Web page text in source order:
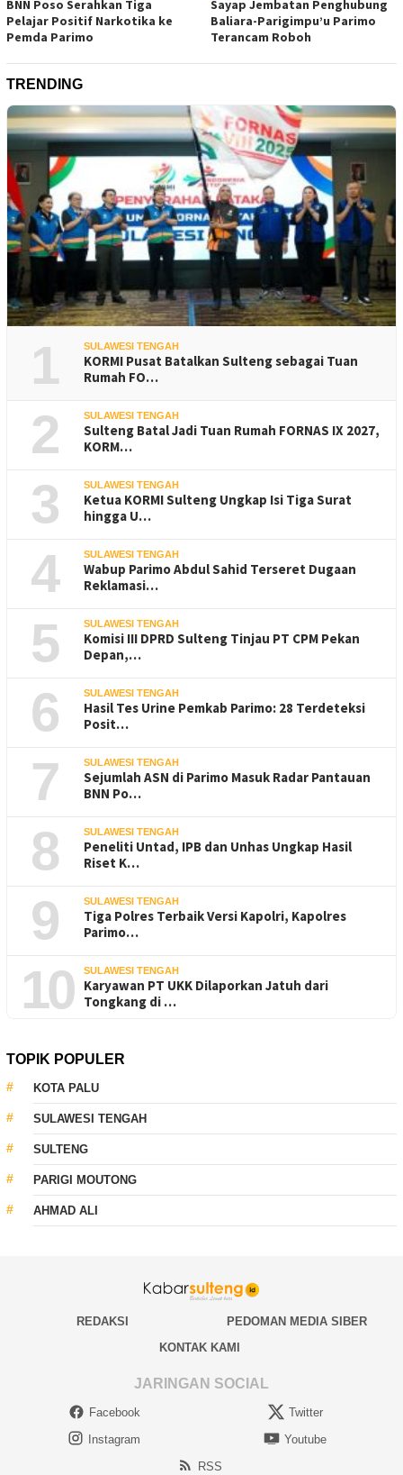
BNN Poso Serahkan Tiga
Pelajar Positif Narkotika ke
Pemda Parimo
Sayap Jembatan Penghubung
Baliara-Parigimpu’u Parimo
Terancam Roboh
TRENDING
1 SULAWESI TENGAH
KORMI Pusat Batalkan Sulteng sebagai Tuan
Rumah FO…
2 SULAWESI TENGAH
Sulteng Batal Jadi Tuan Rumah FORNAS IX 2027,
KORM…
3 SULAWESI TENGAH
Ketua KORMI Sulteng Ungkap Isi Tiga Surat
hingga U…
4 SULAWESI TENGAH
Wabup Parimo Abdul Sahid Terseret Dugaan
Reklamasi…
5 SULAWESI TENGAH
Komisi III DPRD Sulteng Tinjau PT CPM Pekan
Depan,…
6 SULAWESI TENGAH
Hasil Tes Urine Pemkab Parimo: 28 Terdeteksi
Posit…
7 SULAWESI TENGAH
Sejumlah ASN di Parimo Masuk Radar Pantauan
BNN Po…
8 SULAWESI TENGAH
Peneliti Untad, IPB dan Unhas Ungkap Hasil
Riset K…
9 SULAWESI TENGAH
Tiga Polres Terbaik Versi Kapolri, Kapolres
Parimo…
10 SULAWESI TENGAH
Karyawan PT UKK Dilaporkan Jatuh dari
Tongkang di …
TOPIK POPULER
KOTA PALU
SULAWESI TENGAH
SULTENG
PARIGI MOUTONG
AHMAD ALI
REDAKSI
PEDOMAN MEDIA SIBER
KONTAK KAMI
JARINGAN SOCIAL
Facebook
Twitter
Instagram
Youtube
RSS